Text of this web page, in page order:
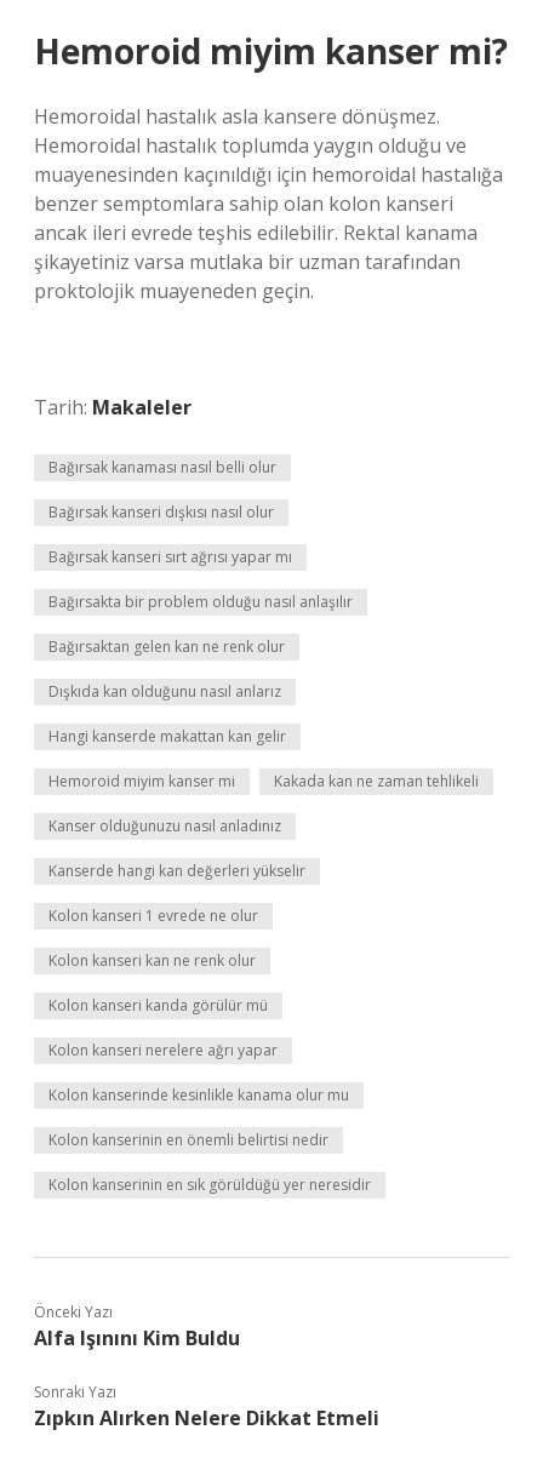
Hemoroid miyim kanser mi?
Hemoroidal hastalık asla kansere dönüşmez.
Hemoroidal hastalık toplumda yaygın olduğu ve
muayenesinden kaçınıldığı için hemoroidal hastalığa
benzer semptomlara sahip olan kolon kanseri
ancak ileri evrede teşhis edilebilir. Rektal kanama
şikayetiniz varsa mutlaka bir uzman tarafından
proktolojik muayeneden geçin.
Tarih: Makaleler
Bağırsak kanaması nasıl belli olur
Bağırsak kanseri dışkısı nasıl olur
Bağırsak kanseri sırt ağrısı yapar mı
Bağırsakta bir problem olduğu nasıl anlaşılır
Bağırsaktan gelen kan ne renk olur
Dışkıda kan olduğunu nasıl anlarız
Hangi kanserde makattan kan gelir
Hemoroid miyim kanser mi Kakada kan ne zaman tehlikeli
Kanser olduğunuzu nasıl anladınız
Kanserde hangi kan değerleri yükselir
Kolon kanseri 1 evrede ne olur
Kolon kanseri kan ne renk olur
Kolon kanseri kanda görülür mü
Kolon kanseri nerelere ağrı yapar
Kolon kanserinde kesinlikle kanama olur mu
Kolon kanserinin en önemli belirtisi nedir
Kolon kanserinin en sık görüldüğü yer neresidir
Önceki Yazı
Alfa Işınını Kim Buldu
Sonraki Yazı
Zıpkın Alırken Nelere Dikkat Etmeli